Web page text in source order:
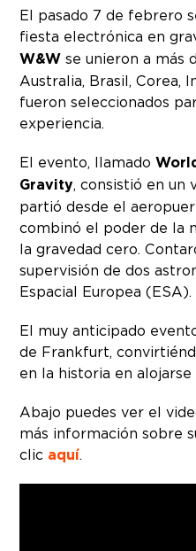
El pasado 7 de febrero
fiesta electrónica en
W&W se unieron a más
Australia, Brasil, Corea,
fueron seleccionados
experiencia.
El evento, llamado
Gravity, consistió en un
partió desde el
combinó el poder de la
la gravedad cero.
supervisión de dos
Espacial Europea (ESA).
El muy anticipado
de Frankfurt,
en la historia en alojarse
Abajo puedes ver el
más información sobre
clic aquí.